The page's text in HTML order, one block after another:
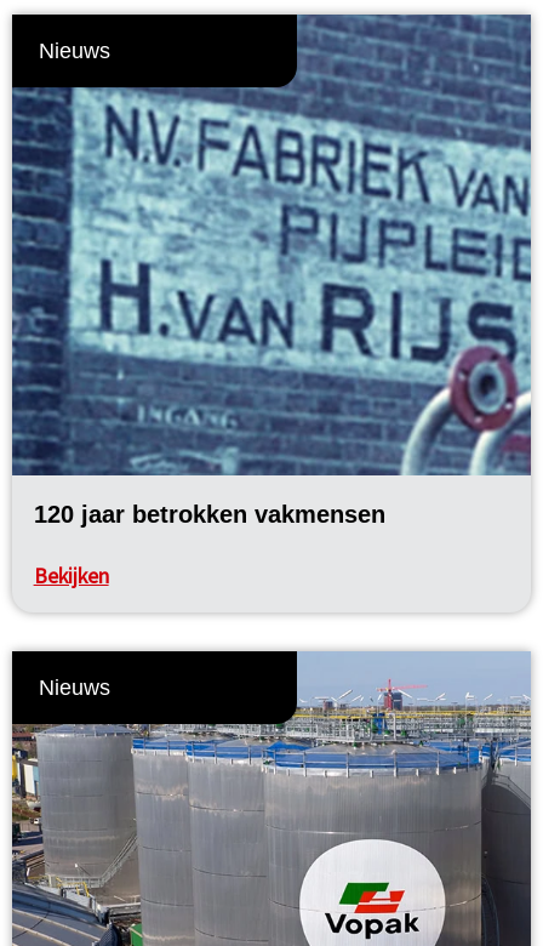
Nieuws
120 jaar betrokken vakmensen
Bekijken
Nieuws